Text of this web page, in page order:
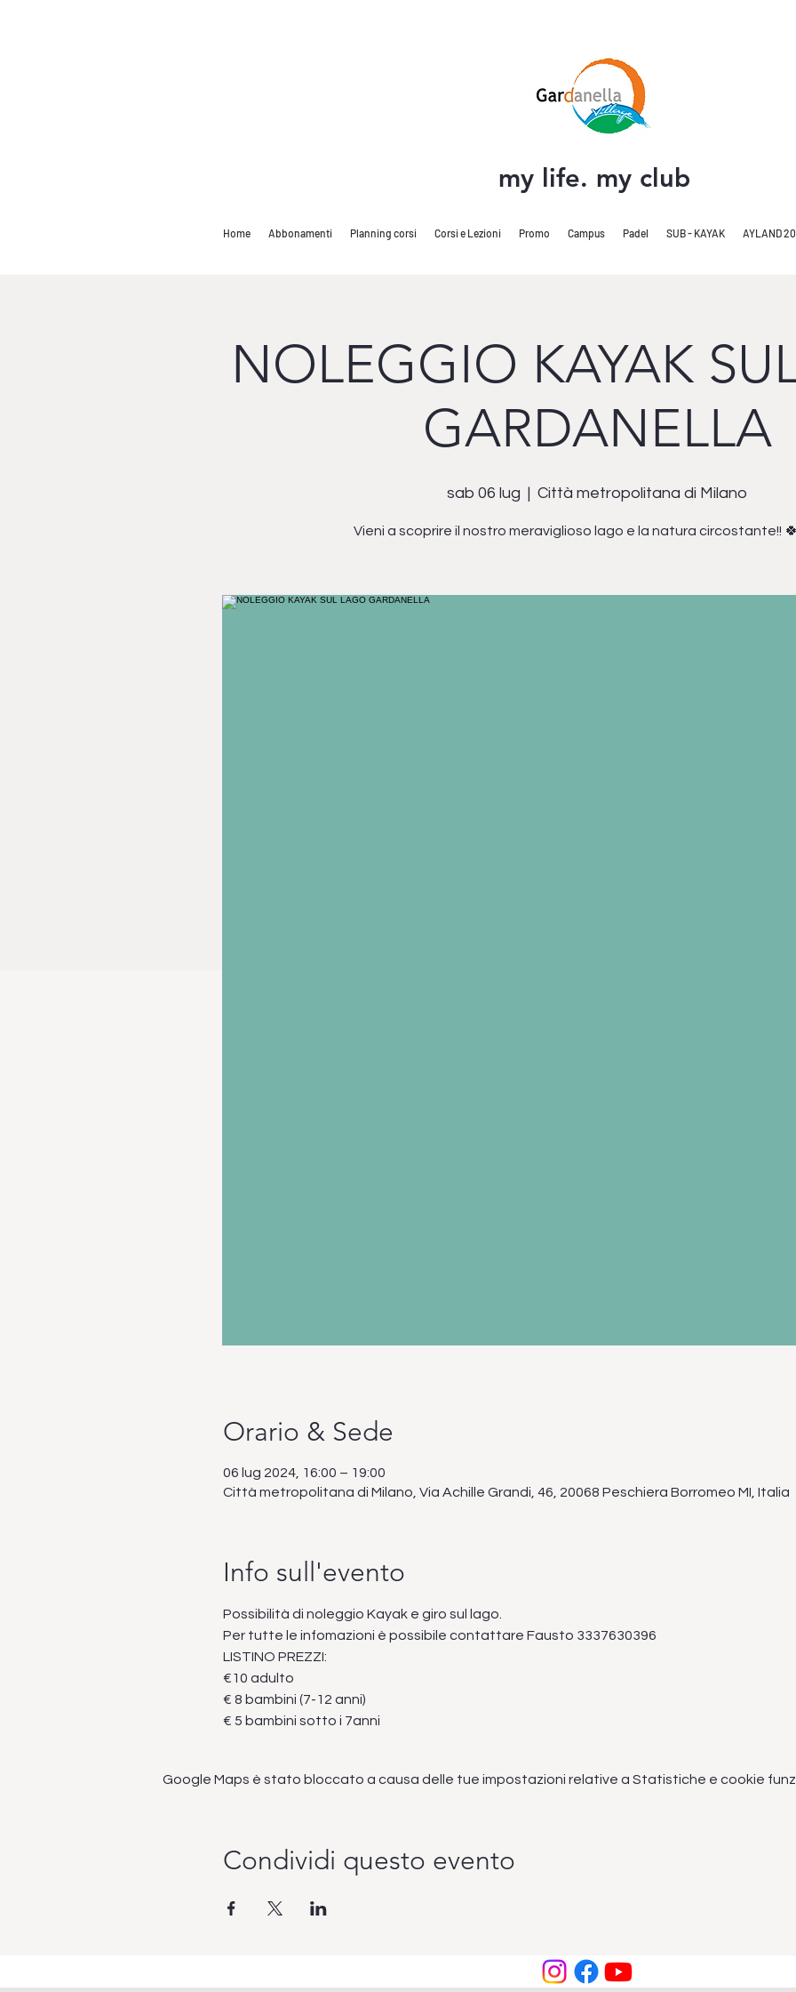
my life. my club
Home Abbonamenti Planning corsi Corsi e Lezioni Promo Campus Padel SUB - KAYAK AYLAND
NOLEGGIO KAYAK
GARDANELLA
sab 06 lug
  |
Città metropolitana di Milano
Vieni a scoprire il nostro meraviglioso lago e la natura circostante!!
Orario & Sede
06 lug 2024, 16:00 – 19:00
Città metropolitana di Milano, Via Achille Grandi, 46, 20068 Peschiera Borromeo MI, Italia
Info sull'evento
Possibilità di noleggio Kayak e giro sul lago.
Per tutte le infomazioni è possibile contattare Fausto 3337630396
LISTINO PREZZI:
€10 adulto
€ 8 bambini (7-12 anni)
€ 5 bambini sotto i 7anni
Google Maps è stato bloccato a causa delle tue impostazioni relative a Statistiche e cookie
Condividi questo evento